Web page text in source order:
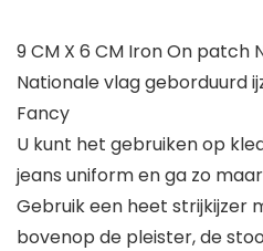
9 CM X 6 CM Iron On patch
Nationale vlag geborduurd
Fancy
U kunt het gebruiken op
jeans uniform en ga zo
Gebruik een heet strijkijzer
bovenop de pleister, de